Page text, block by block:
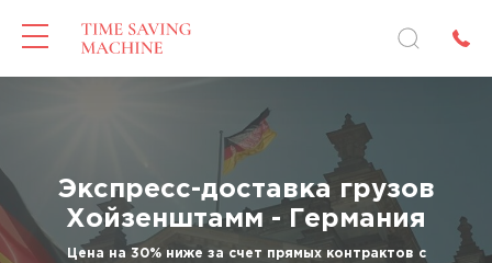
Экспресс-доставка грузов
Хойзенштамм - Германия
Цена на 30% ниже за счет прямых контрактов с